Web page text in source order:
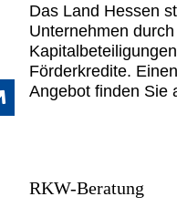
Das Land Hessen
Unternehmen
Förderkredite.
Angebot finden Sie
RKW-Beratung